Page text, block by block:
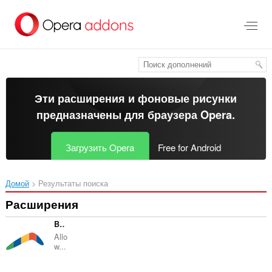
перейти
Эти расширения и фоновые рисунки
предназначены длябраузера Opera.
Загрузить Opera Free for Android
Домой Результаты поиска
Расширения
Boomerang for Gmail™
Allo
w...